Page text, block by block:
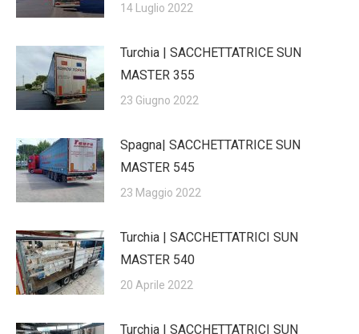
14 Luglio 2022
Turchia | SACCHETTATRICE SUN
MASTER 355
23 Giugno 2022
Spagna| SACCHETTATRICE SUN
MASTER 545
23 Maggio 2022
Turchia | SACCHETTATRICI SUN
MASTER 540
20 Aprile 2022
Turchia | SACCHETTATRICI SUN